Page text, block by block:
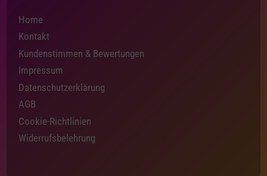
Home
Kontakt
Kundenstimmen & Bewertungen
Impressum
Datenschutzerklärung
AGB
Cookie-Richtlinien
Widerrufsbelehrung